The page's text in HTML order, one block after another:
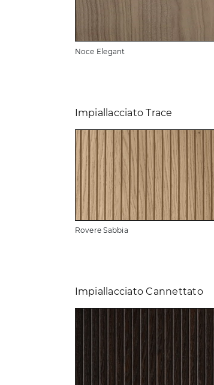
Noce Elegant
Impiallacciato Trace
Rovere Sabbia
Impiallacciato Cannettato